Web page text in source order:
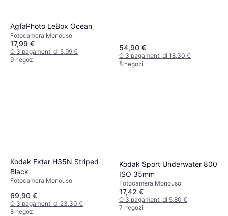
AgfaPhoto LeBox Ocean
Fotocamera Monouso
17,99 €
O 3 pagamenti di 5,99 €
9 negozi
54,90 €
O 3 pagamenti di 18,30 €
8 negozi
Kodak Ektar H35N Striped
Black
Fotocamera Monouso
69,90 €
O 3 pagamenti di 23,30 €
8 negozi
Kodak Sport Underwater 800
ISO 35mm
Fotocamera Monouso
17,42 €
O 3 pagamenti di 5,80 €
7 negozi